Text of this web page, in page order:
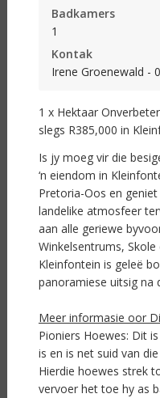
Badkamers
1
Kontak
Irene Groenewald -
1 x Hektaar
slegs R385,000 in
Is jy moeg vir die
‘n eiendom in
Pretoria-Oos en geniet
landelike atmosfeer
aan alle geriewe
Winkelsentrums, Skole
Kleinfontein is geleë
panoramiese uitsig na
Meer informasie oor
Pioniers Hoewes: Dit
is en is net suid van
Hierdie hoewes strek
vervoer het toe hy as